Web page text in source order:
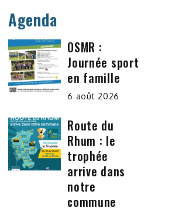
Agenda
OSMR :
Journée sport
en famille
6 août 2026
Route du
Rhum : le
trophée
arrive dans
notre
commune